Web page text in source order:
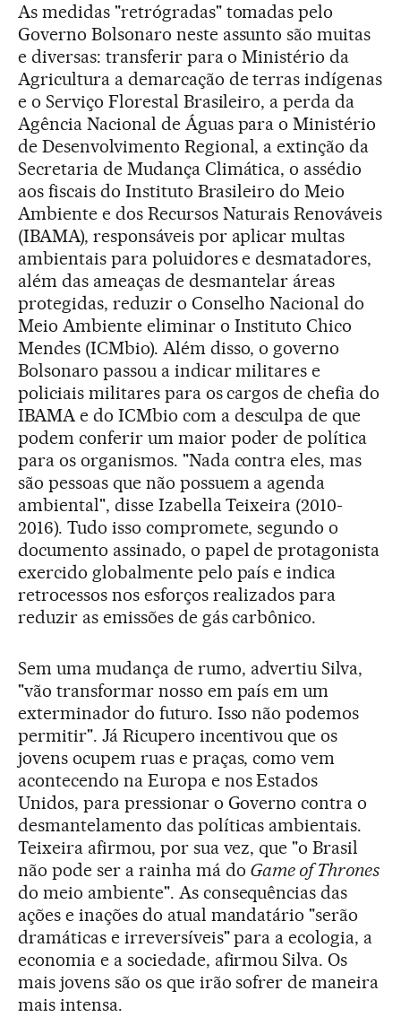
As medidas "retrógradas" tomadas pelo
Governo Bolsonaro neste assunto são muitas
e diversas: transferir para o Ministério da
Agricultura a demarcação de terras indígenas
e o Serviço Florestal Brasileiro, a perda da
Agência Nacional de Águas para o Ministério
de Desenvolvimento Regional, a extinção da
Secretaria de Mudança Climática, o assédio
aos fiscais do Instituto Brasileiro do Meio
Ambiente e dos Recursos Naturais Renováveis
(IBAMA), responsáveis por aplicar multas
ambientais para poluidores e desmatadores,
além das ameaças de desmantelar áreas
protegidas, reduzir o Conselho Nacional do
Meio Ambiente eliminar o Instituto Chico
Mendes (ICMbio). Além disso, o governo
Bolsonaro passou a indicar militares e
policiais militares para os cargos de chefia do
IBAMA e do ICMbio com a desculpa de que
podem conferir um maior poder de política
para os organismos. "Nada contra eles, mas
são pessoas que não possuem a agenda
ambiental", disse Izabella Teixeira (2010-
2016). Tudo isso compromete, segundo o
documento assinado, o papel de protagonista
exercido globalmente pelo país e indica
retrocessos nos esforços realizados para
reduzir as emissões de gás carbônico.
Sem uma mudança de rumo, advertiu Silva,
"vão transformar nosso em país em um
exterminador do futuro. Isso não podemos
permitir". Já Ricupero incentivou que os
jovens ocupem ruas e praças, como vem
acontecendo na Europa e nos Estados
Unidos, para pressionar o Governo contra o
desmantelamento das políticas ambientais.
Teixeira afirmou, por sua vez, que "o Brasil
não pode ser a rainha má do Game of Thrones
do meio ambiente". As consequências das
ações e inações do atual mandatário "serão
dramáticas e irreversíveis" para a ecologia, a
economia e a sociedade, afirmou Silva. Os
mais jovens são os que irão sofrer de maneira
mais intensa.